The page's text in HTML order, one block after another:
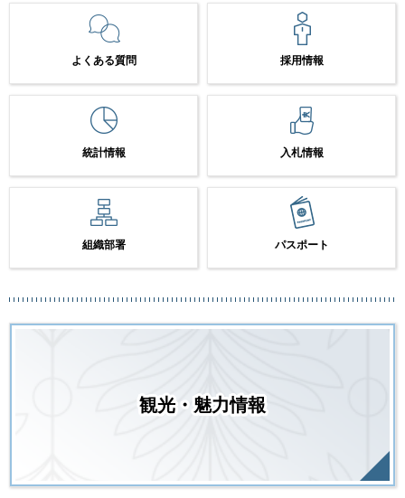
よくある質問 採用情報
統計情報 入札情報
組織部署 パスポート
観光・魅力情報